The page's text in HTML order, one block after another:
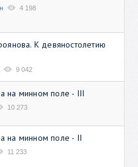
4 198
К девяностолетию
9 042
на минном поле - III
10 273
на минном поле - II
11 233